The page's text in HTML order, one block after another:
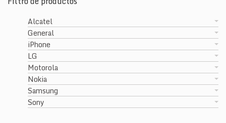
Alcatel
General
iPhone
LG
Motorola
Nokia
Samsung
Sony